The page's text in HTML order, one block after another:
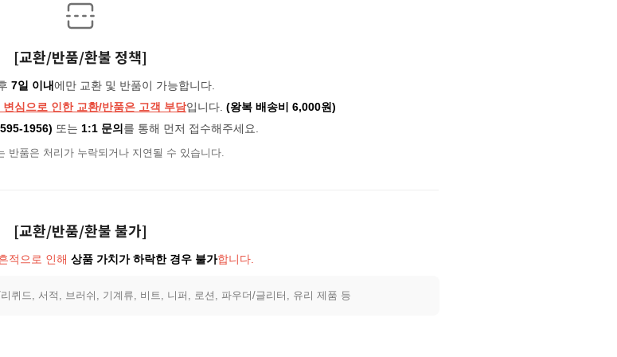
[교환/반품/환불 정책]
7일 이내에만 교환 및 반품이 가능합니다.
변심으로 인한 교환/반품은 고객 부담입니다. (왕복 배송비 6,000원)
1956) 또는 1:1 문의 를 통해 먼저 접수해주세요.
반품은 처리가 누락되거나 지연될 수 있습니다.
[교환/반품/환불 불가]
적으로 인해 상품 가치가 하락한 경우 불가합니다.
퀴드, 서적, 브러쉬, 기계류, 비트, 니퍼, 로션, 파우더/글리터, 유리 제품 등